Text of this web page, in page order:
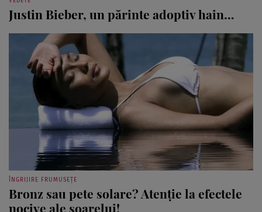
Justin Bieber, un părinte adoptiv hain…
ÎNGRIJIRE FRUMUSEȚE
Bronz sau pete solare? Atenţie la efectele
nocive ale soarelui!